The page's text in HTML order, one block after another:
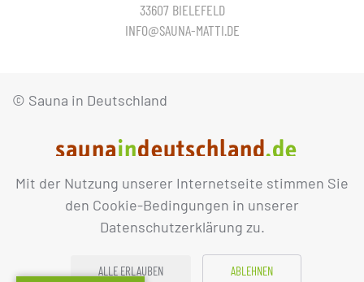
Mit der Nutzung unserer Internetseite stimmen Sie
den Cookie-Bedingungen in unserer
Datenschutzerklärung zu.
ALLE ERLAUBEN ABLEHNEN
33607 BIELEFELD
INFO@SAUNA-MATTI.DE
© Sauna in Deutschland
IMPRESSUM DATENSCHUTZ